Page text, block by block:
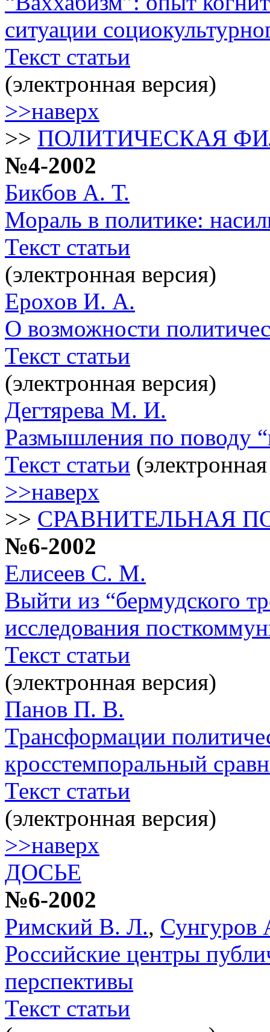
ситуации
Текст статьи
(электронная версия)
>>наверх
>> ПОЛИТИЧЕСКАЯ
№4-2002
Бикбов А. Т.
Мораль в политике:
Текст статьи
(электронная версия)
Ерохов И. А.
О возможности
Текст статьи
(электронная версия)
Дегтярева М. И.
Размышления по поводу
Текст статьи
>>наверх
>> СРАВНИТЕЛЬНАЯ
№6-2002
Елисеев С. М.
Выйти из “бермудского
исследования
Текст статьи
(электронная версия)
Панов П. В.
Трансформации
кросстемпоральный
Текст статьи
(электронная версия)
>>наверх
ДОСЬЕ
№6-2002
Римский В. Л.,
Российские центры
перспективы
Текст статьи